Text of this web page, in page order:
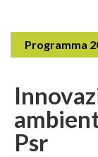
Programma
Psr